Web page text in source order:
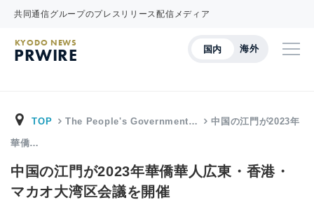
共同通信グループのプレスリリース配信メディア
国内 海外
KYODO NEWS
PRWIRE
TOP The People's Government… 中国の江門が2023年
華僑…
中国の江門が2023年華僑華人広東・香港・
マカオ大湾区会議を開催